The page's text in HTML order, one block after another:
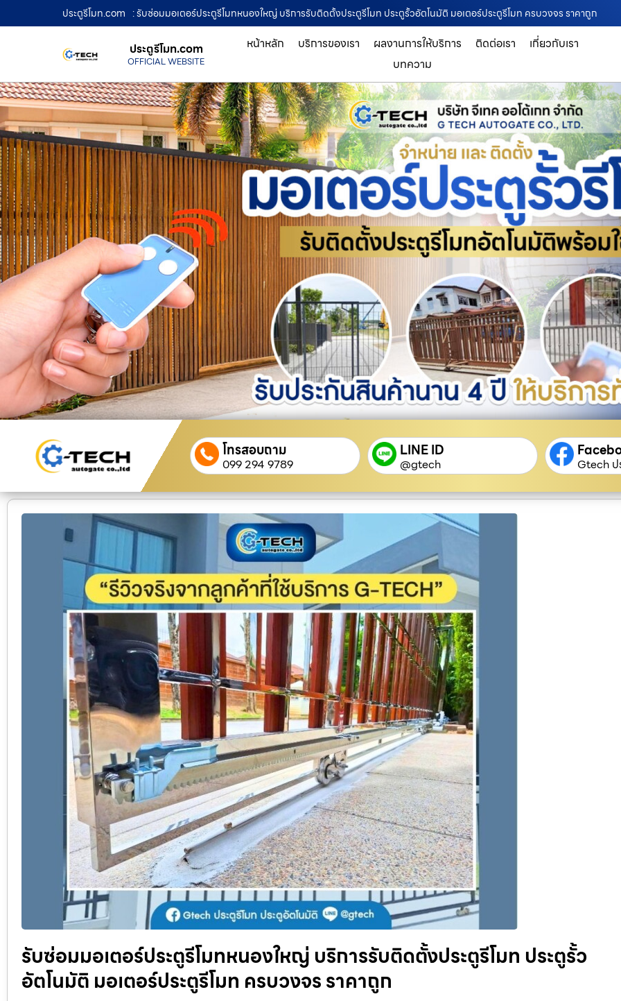
ประตูรีโมท.com : รับซ่อมมอเตอร์ประตูรีโมทหนองใหญ่ บริการรับติดตั้งประตูรีโมท ประตูรั้วอัตโนมัติ มอเตอร์ประตูรีโมท ครบวงจร ราคาถูก
ประตูรีโมท.com
OFFICIAL WEBSITE
หน้าหลัก บริการของเรา ผลงานการให้บริการ ติดต่อเรา
เกี่ยวกับเรา
บทความ
โทรสอบถาม
099 294 9789
LINE ID
@gtech Gtech ป
รับซ่อมมอเตอร์ประตูรีโมทหนองใหญ่ บริการรับติดตั้งประตูรีโมท ประตูรั้ว
อัตโนมัติ มอเตอร์ประตูรีโมท ครบวงจร ราคาถูก